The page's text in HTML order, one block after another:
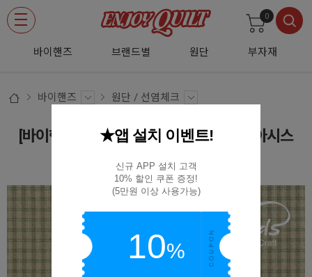
바이핸즈 브랜드별 원단 부자재
0
바이핸즈 원단 / 선염체크
[바이핸즈] 하모니 선염체크원단 - 그린오아시스
EY20021-C
★앱 설치 이벤트!
신규 APP 설치 고객
10% 할인 쿠폰 증정!
(5만원 이상 사용가능)
10%